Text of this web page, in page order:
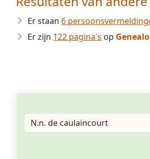
Er staan 6
Er zijn 122 pagina's op